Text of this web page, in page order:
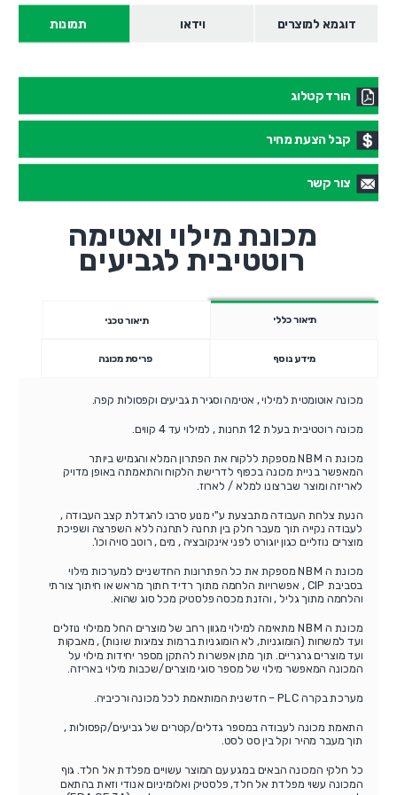
תמונות וידאו דוגמא למוצרים
הורד קטלוג
קבל הצעת מחיר
צור קשר
מכונת מילוי ואטימה
רוטטיבית לגביעים
תיאור כללי תיאור טכני
מידע נוסף פריסת מכונה
מכונה אוטומטית למילוי , אטימה וסגירת גביעים וקפסולות קפה.
מכונה רוטטיבית בעלת 12 תחנות , למילוי עד 4 קווים.
מכונת ה NBM מספקת ללקוח את הפתרון המלא והגמיש ביותר
המאפשר בניית מכונה בכפוף לדרישת הלקוח והתאמתה באופן מדויק
לאריזה ומוצר שברצונו למלא / לארוז.
הנעת צלחת העבודה מתבצעת ע"י מנוע סרבו להגדלת קצב העבודה ,
לעבודה נקייה תוך מעבר חלק בין תחנה לתחנה ללא השפרצה ושפיכת
מוצרים נוזליים כגון יוגורט לפני אינקובציה , מים , רוטב סויה וכו'.
מכונת ה NBM מספקת את כל הפתרונות החדשניים למערכות מילוי
בסביבת CIP , אפשרויות הלחמה מתוך רדיד חתוך מראש או חיתוך צורתי
והלחמה מתוך גליל , והזנת מכסה פלסטיק מכל סוג שהוא.
מכונת ה NBM מתאימה למילוי מגוון רחב של מוצרים החל ממילוי נוזלים
ועד למשחות (הומוגניות, לא הומוגניות ברמות צמיגות שונות) , מאבקות
ועד מוצרים גרגריים. תוך מתן אפשרות להתקן מספר יחידות מילוי על
המכונה המאפשר מילוי של מספר סוגי מוצרים/שכבות מילוי באריזה.
מערכת בקרה PLC – חדשנית המותאמת לכל מכונה ורכיביה.
התאמת מכונה לעבודה במספר גדלים/קטרים של גביעים/קפסולות ,
תוך מעבר מהיר וקל בין סט לסט.
כל חלקי המכונה הבאים במגע עם המוצר עשויים מפלדת אל חלד. גוף
המכונה עשוי מפלדת אל חלד, פלסטיק ואלומיניום אנודי וזאת בהתאם